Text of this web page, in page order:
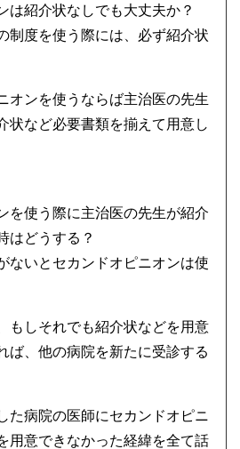
は紹介状なしでも大丈夫か？
制度を使う際には、必ず紹介状
オンを使うならば主治医の先生
状など必要書類を揃えて用意し
を使う際に主治医の先生が紹介
はどうする？
ないとセカンドオピニオンは使
もしそれでも紹介状などを用意
ば、他の病院を新たに受診する
た病院の医師にセカンドオピニ
用意できなかった経緯を全て話